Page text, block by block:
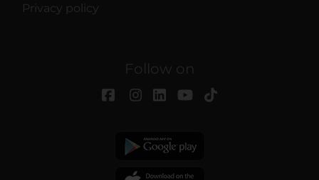
Privacy policy
Follow on